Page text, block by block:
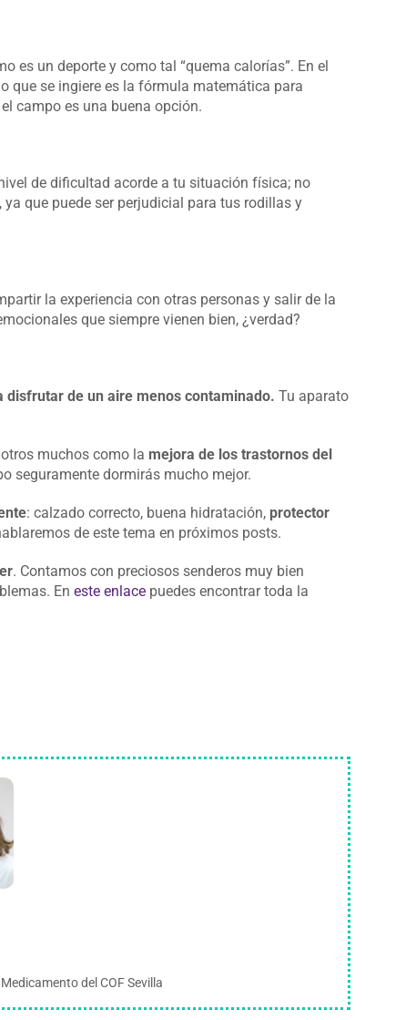
es un deporte y como tal “quema calorías”. En el
que se ingiere es la fórmula matemática para
campo es una buena opción.
de dificultad acorde a tu situación física; no
que puede ser perjudicial para tus rodillas y
la experiencia con otras personas y salir de la
que siempre vienen bien, ¿verdad?
disfrutar de un aire menos contaminado. Tu aparato
muchos como la mejora de los trastornos del
seguramente dormirás mucho mejor.
: calzado correcto, buena hidratación, protector
de este tema en próximos posts.
. Contamos con preciosos senderos muy bien
En este enlace puedes encontrar toda la
del COF Sevilla